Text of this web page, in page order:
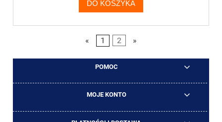
DO KOSZYKA
« 1 2 »
POMOC
MOJE KONTO